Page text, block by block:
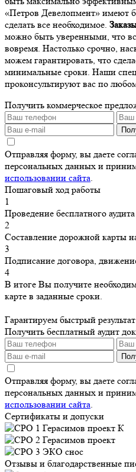
«Петров Девелопмент» имеют
сделать все необходимое.
можно быть уверенными, что
вовремя. Настолько срочно,
можем гарантировать, что
минимальные сроки. Наши
проконсультируют вас по
Получить коммерческое
Отправляя форму, вы даете
персональных данных и
использовании сайта.
Пошаговый ход работы
1
Проведение бесплатного
2
Составление дорожной карты
3
Подписание договора,
4
В итоге Вы получите
карте в заданные сроки.
Гарантируем быстрый
Получить бесплатный аудит
Отправляя форму, вы даете
персональных данных и
использовании сайта.
Сертификаты и допуски
Отзывы и благодарственные